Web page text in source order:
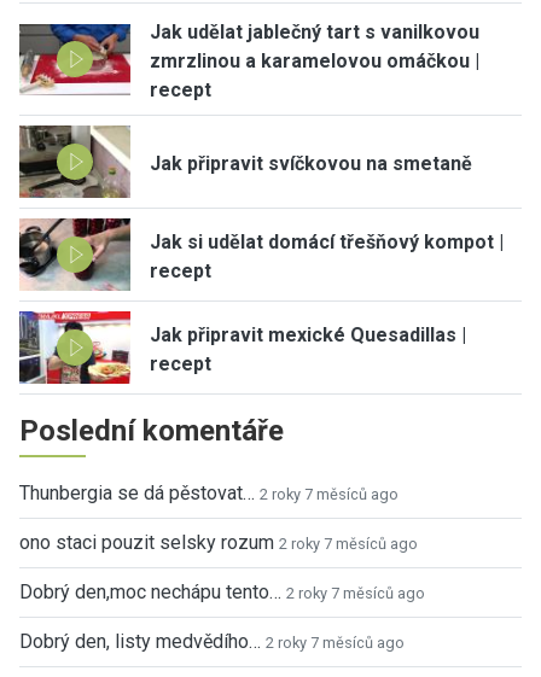
Jak udělat jablečný tart s vanilkovou
zmrzlinou a karamelovou omáčkou |
recept
Jak připravit svíčkovou na smetaně
Jak si udělat domácí třešňový kompot |
recept
Jak připravit mexické Quesadillas |
recept
Poslední komentáře
Thunbergia se dá pěstovat… 2 roky 7 měsíců ago
ono staci pouzit selsky rozum 2 roky 7 měsíců ago
Dobrý den,moc nechápu tento… 2 roky 7 měsíců ago
Dobrý den, listy medvědího… 2 roky 7 měsíců ago